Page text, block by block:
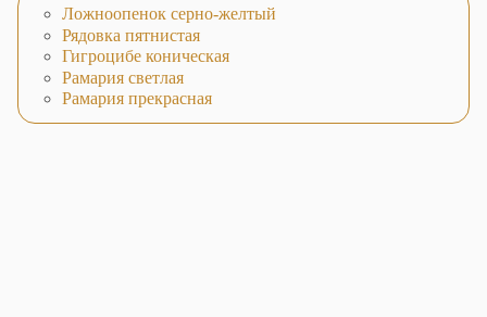
Ложноопенок серно-желтый
Рядовка пятнистая
Гигроцибе коническая
Рамария светлая
Рамария прекрасная